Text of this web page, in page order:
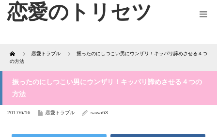
恋愛のトリセツ
Home 恋愛トラブル
振ったのにしつこい男にウンザリ！キッパリ諦めさせる４つ
の方法
振ったのにしつこい男にウンザリ！キッパリ諦めさせる４つの
方法
2017/6/16 恋愛トラブル sawa63